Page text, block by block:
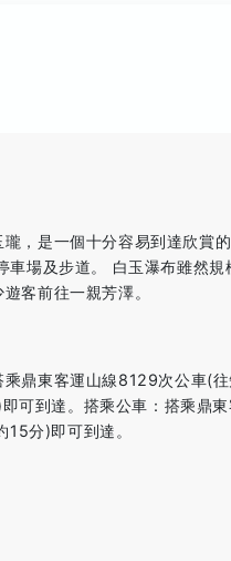
，是一個十分容易到達欣賞
場及步道。 白玉瀑布雖然
客前往一親芳澤。
鼎東客運山線8129次公車(
可到達。搭乘公車：搭乘鼎
分)即可到達。